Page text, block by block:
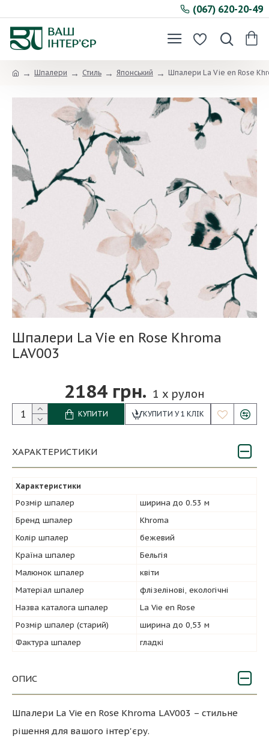
(067) 620-20-49
Шпалери Стиль Японський Шпалери La Vie en Rose
Шпалери La Vie en Rose Khroma
LAV003
2184 грн. 1 x рулон
КУПИТИ КУПИТИ У 1 КЛІК
ХАРАКТЕРИСТИКИ
Характеристики
Розмір шпалер
ширина до 0.53 м
Бренд шпалер
Khroma
Колір шпалер
бежевий
Країна шпалер
Бельгія
Малюнок шпалер
квіти
Матеріал шпалер
флізелінові, екологічні
Назва каталога шпалер
La Vie en Rose
Розмір шпалер (старий)
ширина до 0,53 м
Фактура шпалер
гладкі
ОПИС
Шпалери La Vie en Rose Khroma LAV003 – стильне
рішення для вашого інтер'єру.